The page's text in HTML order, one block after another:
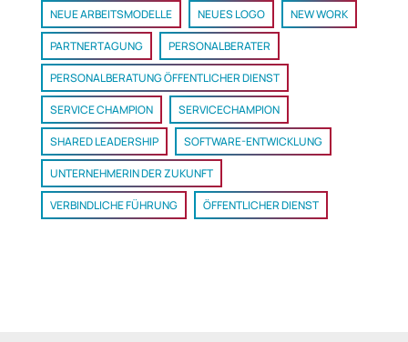
NEUE ARBEITSMODELLE NEUES LOGO NEW WORK
PARTNERTAGUNG PERSONALBERATER
PERSONALBERATUNG ÖFFENTLICHER DIENST
SERVICE CHAMPION SERVICECHAMPION
SHARED LEADERSHIP SOFTWARE-ENTWICKLUNG
UNTERNEHMERIN DER ZUKUNFT
VERBINDLICHE FÜHRUNG ÖFFENTLICHER DIENST